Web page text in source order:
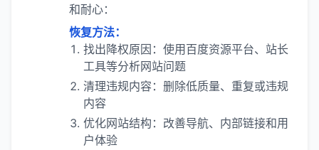
和耐心：
恢复方法：
找出降权原因：使用百度资源平台、站长
工具等分析网站问题
清理违规内容：删除低质量、重复或违规
内容
优化网站结构：改善导航、内部链接和用
户体验